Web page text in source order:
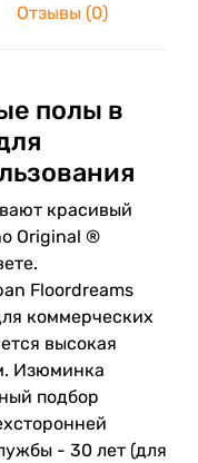
Отзывы (0)
полы в
красивый
Original ®
Floordreams
коммерческих
высокая
Изюминка
подбор
- 30 лет (для